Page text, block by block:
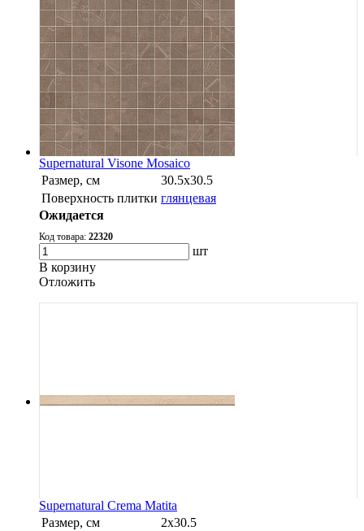
Supernatural Visone Mosaico
Размер, см
30.5х30.5
Поверхность плитки глянцевая
Ожидается
Код товара: 22320
шт
В корзину
Oтложить
Supernatural Crema Matita
Размер, см
2х30.5